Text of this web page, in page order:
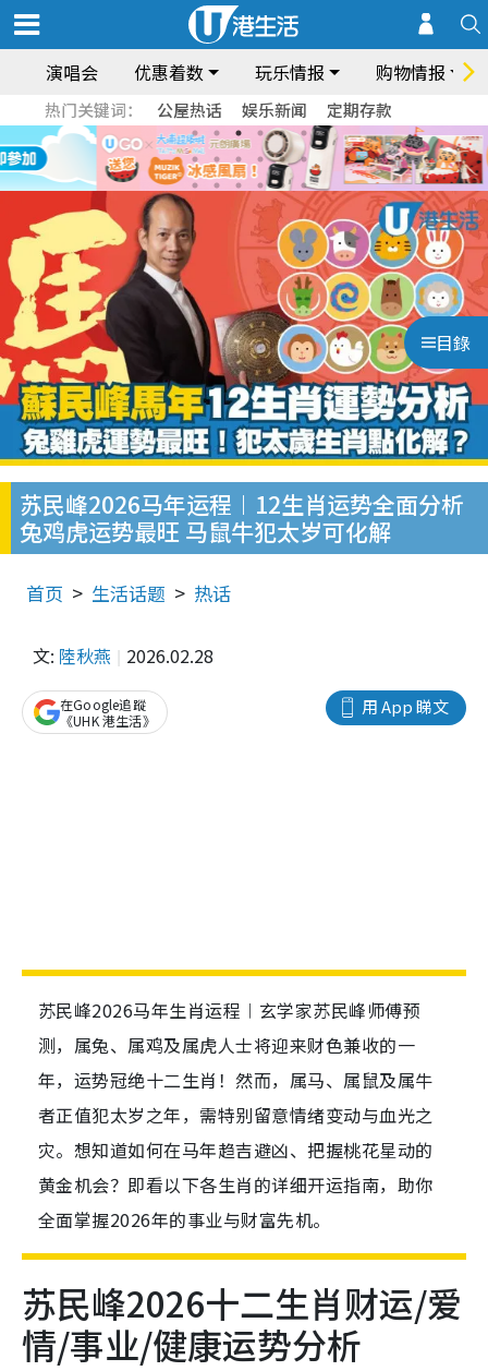
演唱会 优惠着数 玩乐情报 购物情报
热门关键词： 公屋热话 娱乐新闻 定期存款
目錄
苏民峰2026马年运程︱12生肖运势全面分析
兔鸡虎运势最旺 马鼠牛犯太岁可化解
首页 生活话题 热话
文: 陸秋燕 2026.02.28
用 App 睇文
在Google追蹤
《UHK 港生活》
苏民峰2026马年生肖运程︱玄学家苏民峰师傅预
测，属兔、属鸡及属虎人士将迎来财色兼收的一
年，运势冠绝十二生肖！然而，属马、属鼠及属牛
者正值犯太岁之年，需特别留意情绪变动与血光之
灾。想知道如何在马年趋吉避凶、把握桃花星动的
黄金机会？即看以下各生肖的详细开运指南，助你
全面掌握2026年的事业与财富先机。
苏民峰2026十二生肖财运/爱
情/事业/健康运势分析